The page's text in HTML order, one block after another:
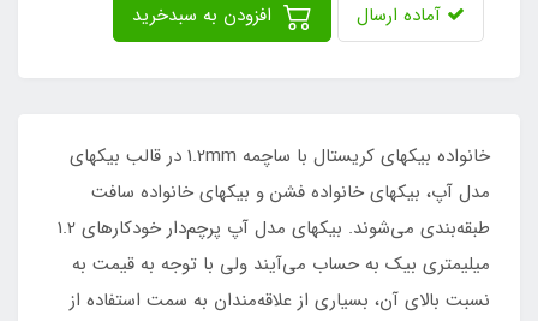
آماده ارسال
خانواده بیکهای کریستال با ساچمه 1.2mm در قالب بیکهای
مدل آپ، بیکهای خانواده فشن و بیکهای خانواده سافت
طبقه‌بندی می‌شوند. بیکهای مدل آپ پرچم‌دار خودکارهای 1.2
میلیمتری بیک به حساب می‌آیند ولی با توجه به قیمت به
نسبت بالای آن، بسیاری از علاقه‌مندان به سمت استفاده از